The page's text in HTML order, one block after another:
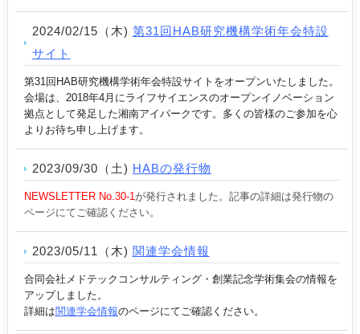
2024/02/15（木) 第31回HAB研究機構学術年会特設
サイト
第31回HAB研究機構学術年会特設サイトをオープンいたしました。
会場は、2018年4月にライフサイエンスのオープンイノベーション
拠点として発足した湘南アイパークです。多くの皆様のご参加を心
よりお待ち申し上げます。
2023/09/30（土) HABの発行物
NEWSLETTER No.30-1が発行されました。記事の詳細は発行物の
ページにてご確認ください。
2023/05/11（木) 関連学会情報
合同会社メドテックコンサルティング・創業記念学術集会の情報を
アップしました。
詳細は関連学会情報のページにてご確認ください。